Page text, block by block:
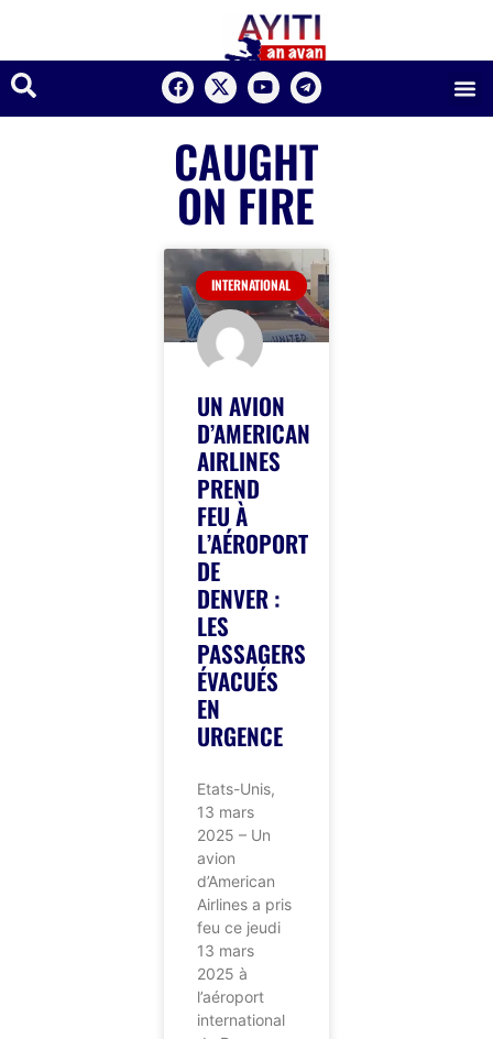
CAUGHT
ON FIRE
INTERNATIONAL
​UN AVION
D’AMERICAN
AIRLINES
PREND
FEU À
L’AÉROPORT
DE
DENVER :
LES
PASSAGERS
ÉVACUÉS
EN
URGENCE
Etats-Unis,
13 mars
2025 – Un
avion
d’American
Airlines a pris
feu ce jeudi
13 mars
2025 à
l’aéroport
international